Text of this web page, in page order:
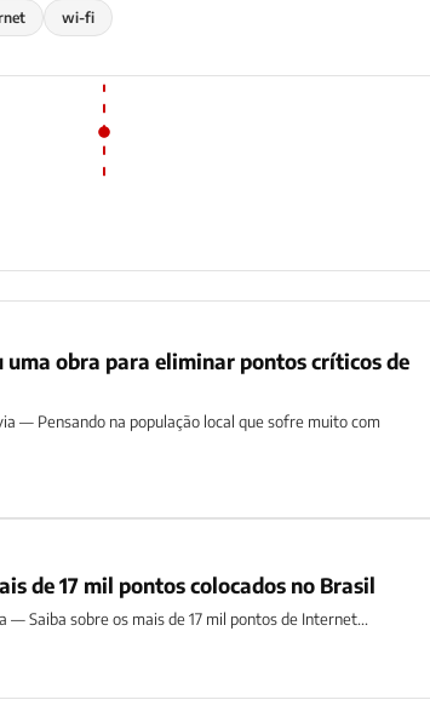
wi-fi
obra para eliminar pontos críticos de
— Pensando na população local que sofre muito com
de 17 mil pontos colocados no Brasil
— Saiba sobre os mais de 17 mil pontos de Internet...